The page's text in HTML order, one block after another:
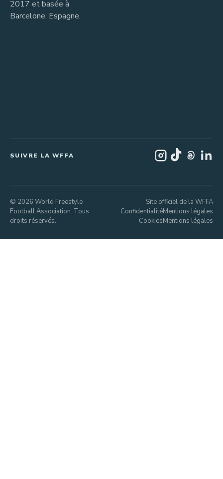
2017 et basée à
Barcelone, Espagne.
SUIVRE LA WFFA
© 2026 World Freestyle
Football Association. Tous
droits réservés.
Site officiel de la WFFA
ConfidentialitéMentions légales
CookiesMentions légales